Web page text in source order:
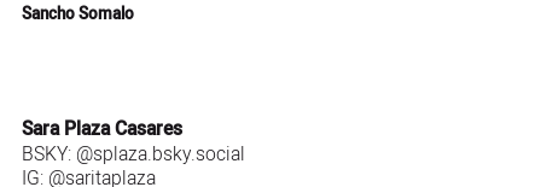
Sancho Somalo
Sara Plaza Casares
BSKY: @splaza.bsky.social
IG: @saritaplaza